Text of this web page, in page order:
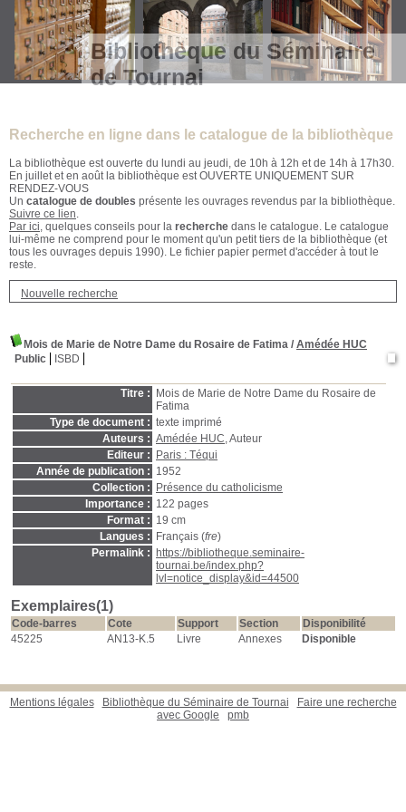
Bibliothèque du Séminaire
de Tournai
Recherche en ligne dans le catalogue de la bibliothèque
La bibliothèque est ouverte du lundi au jeudi, de 10h à 12h et de 14h à 17h30.
En juillet et en août la bibliothèque est OUVERTE UNIQUEMENT SUR
RENDEZ-VOUS
Un catalogue de doubles présente les ouvrages revendus par la bibliothèque.
Suivre ce lien.
Par ici, quelques conseils pour la recherche dans le catalogue. Le catalogue
lui-même ne comprend pour le moment qu'un petit tiers de la bibliothèque (et
tous les ouvrages depuis 1990). Le fichier papier permet d'accéder à tout le
reste.
Nouvelle recherche
Mois de Marie de Notre Dame du Rosaire de Fatima / Amédée HUC
Public
ISBD
Titre :
Mois de Marie de Notre Dame du Rosaire de
Fatima
Type de document : texte imprimé
Auteurs : Amédée HUC, Auteur
Editeur :
Paris : Téqui
Année de publication : 1952
Collection :
Présence du catholicisme
Importance : 122 pages
Format : 19 cm
Langues :
Français (fre)
Permalink :
https://bibliotheque.seminaire-
tournai.be/index.php?
lvl=notice_display&id=44500
Exemplaires(1)
Code-barres Cote Support Section
Disponibilité
45225
AN13-K.5 Livre Annexes Disponible
Mentions légales Bibliothèque du Séminaire de Tournai
Faire une recherche
avec Google
pmb